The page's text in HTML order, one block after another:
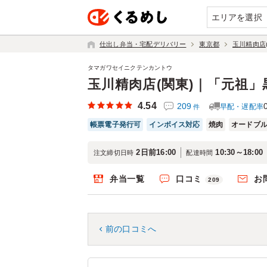
エリアを選択
仕出し弁当・宅配デリバリー 東京都 玉川精肉
玉川精肉店(関東)｜「元祖
タマガワセイニクテンカントウ
4.54 209 件 早配・遅配率
帳票電子発行可 インボイス対応 焼肉 オードブル
注文締切日時 2日前16:00 配達時間 10:30～18:00
弁当一覧 口コミ 209 お
前の口コミへ